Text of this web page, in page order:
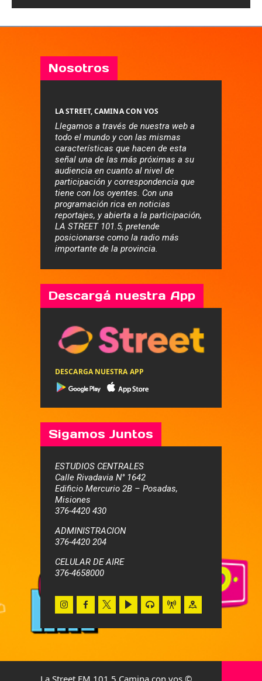
Nosotros
LA STREET, CAMINA CON VOS
Llegamos a través de nuestra web a
todo el mundo y con las mismas
características que hacen de esta
señal una de las más próximas a su
audiencia en cuanto al nivel de
participación y correspondencia que
tiene con los oyentes. Con una
programación rica en noticias
reportajes, y abierta a la participación,
LA STREET 101.5, pretende
posicionarse como la radio más
importante de la provincia.
Descargá nuestra App
DESCARGA NUESTRA APP
Sigamos Juntos
ESTUDIOS CENTRALES
Calle Rivadavia N° 1642
Edificio Mercurio 2B – Posadas,
Misiones
376-4420 430
ADMINISTRACION
376-4420 204
CELULAR DE AIRE
376-4658000